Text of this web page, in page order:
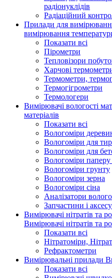
радіонуклідів
Радіаційний
Прилади для
вимірювання
Показати всі
Пірометри
Тепловізори
Харчові
Термометри,
Термогігрометри
Термологери
Вимірювачі вологості
матеріалів
Показати всі
Вологоміри
Вологоміри для
Вологоміри для
Вологоміри паперу
Вологоміри грунту
Вологоміри зерна
Вологоміри сіна
Аналізатори
Запчастини і
Вимірювачі нітратів та
Вимірювачі нітратів та
Показати всі
Нітратоміри,
Рефрактометри
Вимірювальні прилади
Показати всі